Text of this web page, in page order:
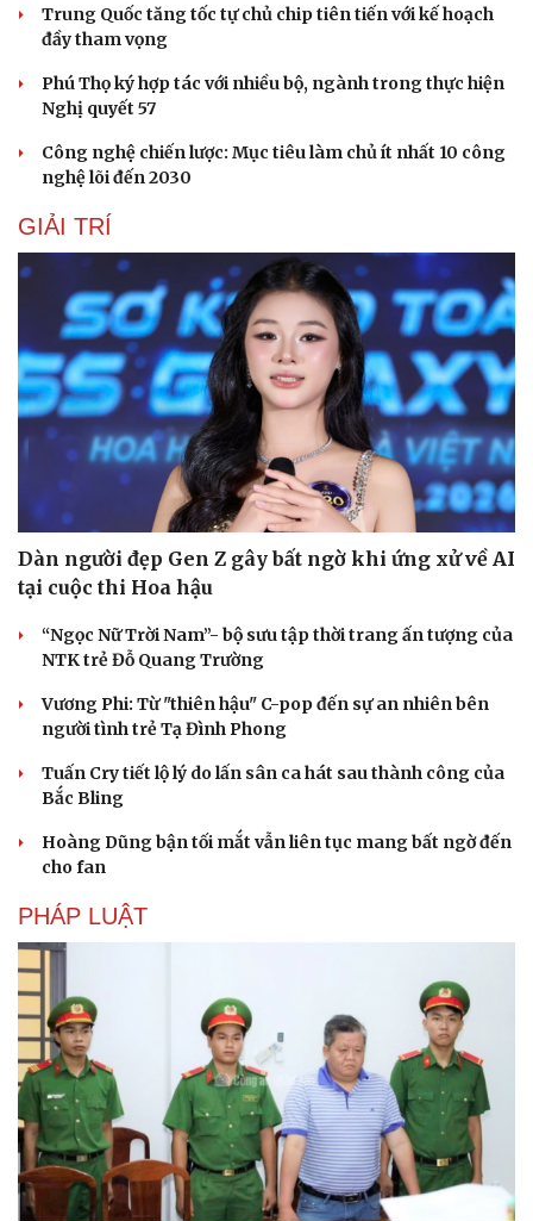
Trung Quốc tăng tốc tự chủ chip tiên tiến với kế hoạch
đầy tham vọng
Phú Thọ ký hợp tác với nhiều bộ, ngành trong thực hiện
Nghị quyết 57
Công nghệ chiến lược: Mục tiêu làm chủ ít nhất 10 công
nghệ lõi đến 2030
GIẢI TRÍ
Dàn người đẹp Gen Z gây bất ngờ khi ứng xử về AI
tại cuộc thi Hoa hậu
“Ngọc Nữ Trời Nam”- bộ sưu tập thời trang ấn tượng của
NTK trẻ Đỗ Quang Trường
Vương Phi: Từ "thiên hậu" C-pop đến sự an nhiên bên
người tình trẻ Tạ Đình Phong
Tuấn Cry tiết lộ lý do lấn sân ca hát sau thành công của
Bắc Bling
Hoàng Dũng bận tối mắt vẫn liên tục mang bất ngờ đến
cho fan
PHÁP LUẬT